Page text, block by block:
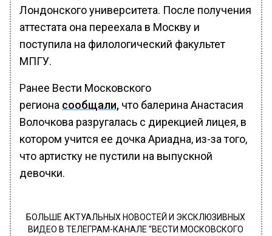
Лондонского университета. После получения
аттестата она переехала в Москву и
поступила на филологический факультет
МПГУ.
Ранее Вести Московского
региона сообщали, что балерина Анастасия
Волочкова разругалась с дирекцией лицея, в
котором учится ее дочка Ариадна, из-за того,
что артистку не пустили на выпускной
девочки.
БОЛЬШЕ АКТУАЛЬНЫХ НОВОСТЕЙ И ЭКСКЛЮЗИВНЫХ
ВИДЕО В ТЕЛЕГРАМ-КАНАЛЕ "ВЕСТИ МОСКОВСКОГО